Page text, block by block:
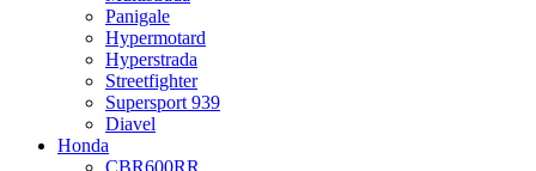
Panigale
Hypermotard
Hyperstrada
Streetfighter
Supersport 939
Diavel
Honda